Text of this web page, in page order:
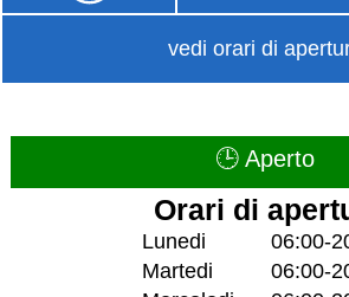
vedi orari di
🕒 Aperto
Orari di
Lunedi
06:00-
Martedi
06:00-